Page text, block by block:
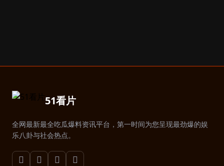
51看片
全网最新最全吃瓜爆料资讯平台，第一时间为您呈现最劲爆的娱
乐八卦与社会热点。